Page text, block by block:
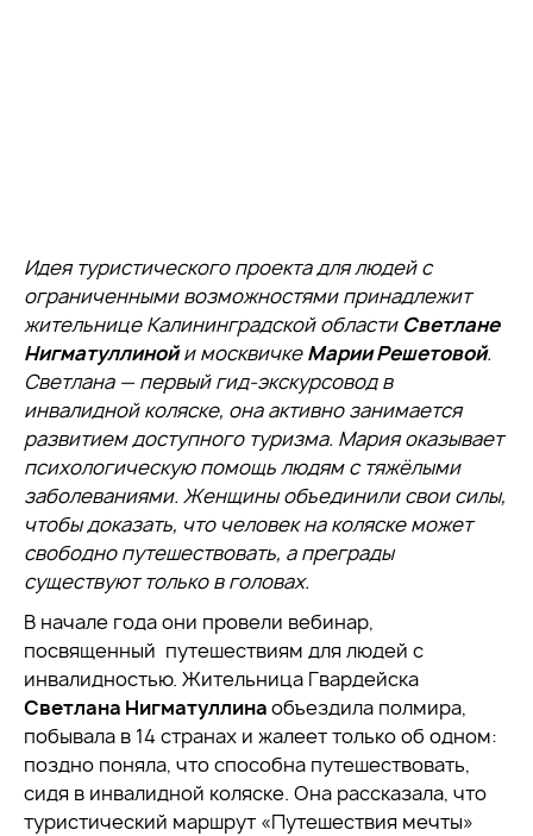
Идея туристического проекта для людей с
ограниченными возможностями принадлежит
жительнице Калининградской области Светлане
Нигматуллинойи москвичкеМарии Решетовой.
Светлана — первый гид-экскурсовод в
инвалидной коляске, она активно занимается
развитием доступного туризма. Мария оказывает
психологическую помощь людям с тяжёлыми
заболеваниями. Женщины объединили свои силы,
чтобы доказать, что человек на коляске может
свободно путешествовать, а преграды
существуют только в головах.
В начале года они провели вебинар,
посвященный путешествиям для людей с
инвалидностью. Жительница Гвардейска
Светлана Нигматуллинаобъездила полмира,
побывала в 14 странах и жалеет только об одном:
поздно поняла, что способна путешествовать,
сидя в инвалидной коляске. Она рассказала, что
туристический маршрут «Путешествия мечты»